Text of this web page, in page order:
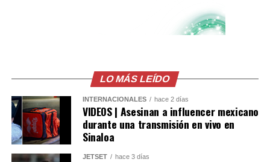
LO MÁS LEÍDO
INTERNACIONALES hace 2 días
VIDEOS | Asesinan a influencer mexicano
durante una transmisión en vivo en
Sinaloa
JETSET hace 3 días